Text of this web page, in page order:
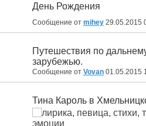
День Рождения
Сообщение от mihey 29.05.2015
Путешествия по
зарубежью.
Сообщение от Vovan 01.05.2015
Тина Кароль в